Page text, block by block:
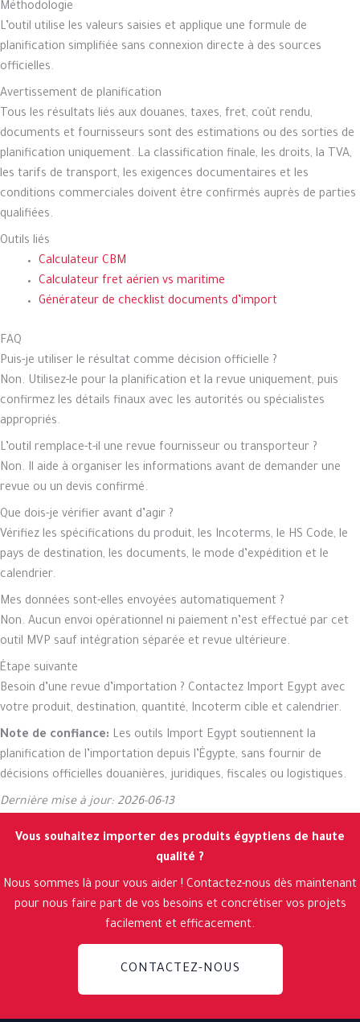
Méthodologie
L’outil utilise les valeurs saisies et applique une formule de
planification simplifiée sans connexion directe à des sources
officielles.
Avertissement de planification
Tous les résultats liés aux douanes, taxes, fret, coût rendu,
documents et fournisseurs sont des estimations ou des sorties de
planification uniquement. La classification finale, les droits, la TVA,
les tarifs de transport, les exigences documentaires et les
conditions commerciales doivent être confirmés auprès de parties
qualifiées.
Outils liés
Calculateur CBM
Calculateur fret aérien vs maritime
Générateur de checklist documents d’import
FAQ
Puis-je utiliser le résultat comme décision officielle ?
Non. Utilisez-le pour la planification et la revue uniquement, puis
confirmez les détails finaux avec les autorités ou spécialistes
appropriés.
L’outil remplace-t-il une revue fournisseur ou transporteur ?
Non. Il aide à organiser les informations avant de demander une
revue ou un devis confirmé.
Que dois-je vérifier avant d’agir ?
Vérifiez les spécifications du produit, les Incoterms, le HS Code, le
pays de destination, les documents, le mode d’expédition et le
calendrier.
Mes données sont-elles envoyées automatiquement ?
Non. Aucun envoi opérationnel ni paiement n’est effectué par cet
outil MVP sauf intégration séparée et revue ultérieure.
Étape suivante
Besoin d’une revue d’importation ? Contactez Import Egypt avec
votre produit, destination, quantité, Incoterm cible et calendrier.
Note de confiance: Les outils Import Egypt soutiennent la
planification de l’importation depuis l’Égypte, sans fournir de
décisions officielles douanières, juridiques, fiscales ou logistiques.
Dernière mise à jour: 2026-06-13
Vous souhaitez importer des produits égyptiens de haute
qualité ?
Nous sommes là pour vous aider ! Contactez-nous dès maintenant
pour nous faire part de vos besoins et concrétiser vos projets
facilement et efficacement.
CONTACTEZ-NOUS